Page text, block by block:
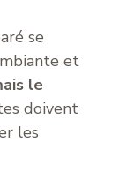
se
et
le
doivent
les